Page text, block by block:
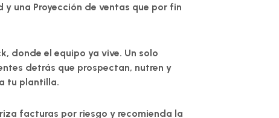
y una Proyección de ventas que por fin
donde el equipo ya vive. Un solo
detrás que prospectan, nutren y
tu plantilla.
facturas por riesgo y recomienda la